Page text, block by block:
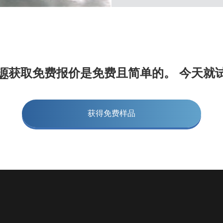
获取免费报价是免费且简单的。 今天就
获得免费样品